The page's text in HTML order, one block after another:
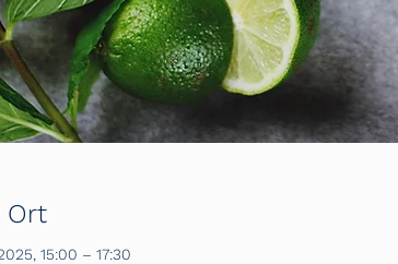
Ort
15:00 – 17:30